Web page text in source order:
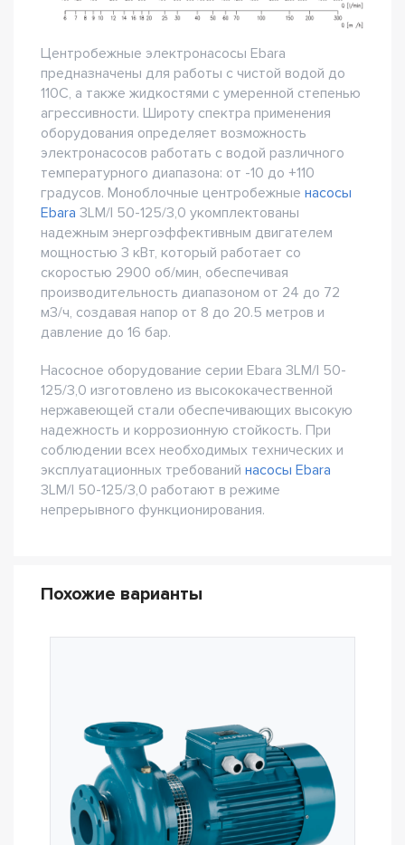
Центробежные электронасосы Ebara
предназначены для работы с чистой водой до
110С, а также жидкостями с умеренной степенью
агрессивности. Широту спектра применения
оборудования определяет возможность
электронасосов работать с водой различного
температурного диапазона: от -10 до +110
градусов. Моноблочные центробежные насосы
Ebara 3LM/I 50-125/3,0 укомплектованы
надежным энергоэффективным двигателем
мощностью 3 кВт, который работает со
скоростью 2900 об/мин, обеспечивая
производительность диапазоном от 24 до 72
м3/ч, создавая напор от 8 до 20.5 метров и
давление до 16 бар.
Насосное оборудование серии Ebara 3LM/I 50-
125/3,0 изготовлено из высококачественной
нержавеющей стали обеспечивающих высокую
надежность и коррозионную стойкость. При
соблюдении всех необходимых технических и
эксплуатационных требований насосы Ebara
3LM/I 50-125/3,0 работают в режиме
непрерывного функционирования.
Похожие варианты